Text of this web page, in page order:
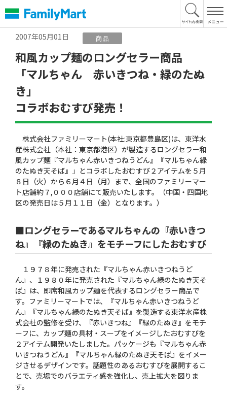
文
へ
2007年05月01日
商品
和風カップ麺のロングセラー商品
「マルちゃん 赤いきつね・緑のたぬ
き」
コラボおむすび発売！
株式会社ファミリーマート(本社:東京都豊島区)は、東洋水
産株式会社（本社：東京都港区）が製造するロングセラー和
風カップ麺『マルちゃん赤いきつねうどん』『マルちゃん緑
のたぬき天そば』」とコラボしたおむすび２アイテムを５月
８日（火）から６月４日（月）まで、全国のファミリーマー
ト店舗約７,０００店舗にて販売いたします。（中国・四国地
区の発売日は５月１１日（金）となります。）
■ロングセラーであるマルちゃんの『赤いきつ
ね』『緑のたぬき』をモチーフにしたおむすび
１９７８年に発売された『マルちゃん赤いきつねうど
ん』、１９８０年に発売された『マルちゃん緑のたぬき天そ
ば』は、即席和風カップ麺を代表するロングセラー商品で
す。ファミリーマートでは、『マルちゃん赤いきつねうど
ん』『マルちゃん緑のたぬき天そば』を製造する東洋水産株
式会社の監修を受け、『赤いきつね』『緑のたぬき』をモチ
ーフに、カップ麺の具材・スープをイメージしたおむすびを
２アイテム開発いたしました。パッケージも『マルちゃん赤
いきつねうどん』『マルちゃん緑のたぬき天そば』をイメー
ジさせるデザインです。話題性のあるおむすびを展開するこ
とで、売場でのバラエティ感を強化し、売上拡大を図りま
す。